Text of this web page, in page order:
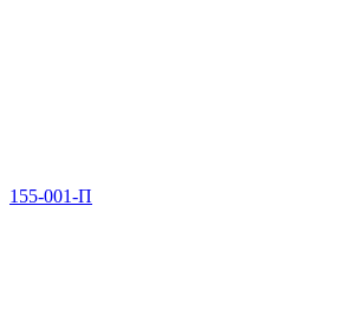
155-001-П